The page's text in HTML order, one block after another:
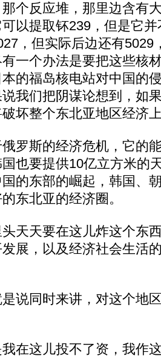
反应堆，那里边含有
以提取钚239，但是它
，但实际后边还有5029
一个办法是要把这些核
的福岛核电站对中国的
我们把阴谋论想到，如
坏整个东北亚地区经济
斯的经济危机，它的
也要提供10亿立方米的
的东部的崛起，韩国、
东北亚的经济圈。
天要在这儿炸这个东
展，以及经济社会生活
同时来讲，对这个地
这儿投不了资，我作